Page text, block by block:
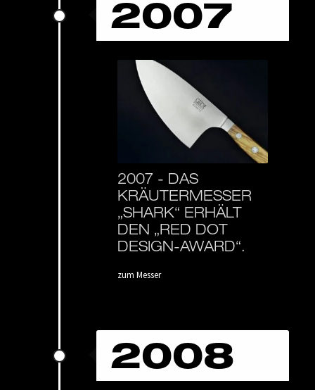
2007
2007 - DAS
KRÄUTERMESSER
„SHARK“ ERHÄLT
DEN „RED DOT
DESIGN-AWARD“.
zum Messer
2008